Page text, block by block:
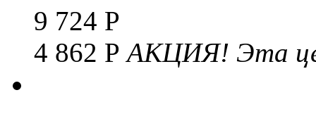
9 724 Р
4 862 РАКЦИЯ! Эта